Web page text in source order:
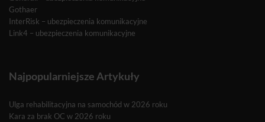
Gothaer
InterRisk – ubezpieczenia komunikacyjne
Link4 – ubezpieczenia komunikacyjne
Najpopularniejsze Artykuły
Ulga rehabilitacyjna na samochód w 2026 roku
Kara za brak OC w 2026 roku